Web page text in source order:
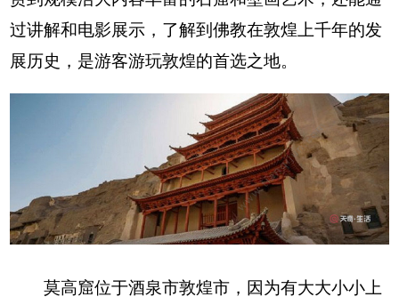
过讲解和电影展示，了解到佛教在敦煌上千年的发
展历史，是游客游玩敦煌的首选之地。
莫高窟位于酒泉市敦煌市，因为有大大小小上